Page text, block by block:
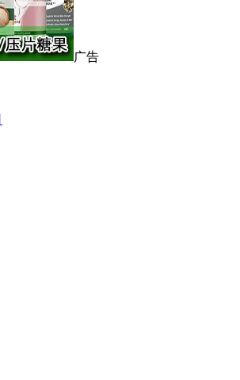
广告